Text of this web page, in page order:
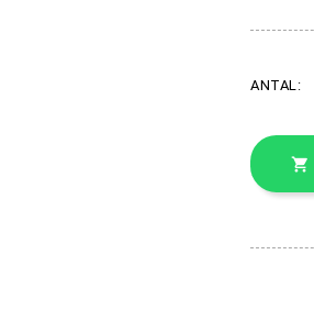
ANTAL:
